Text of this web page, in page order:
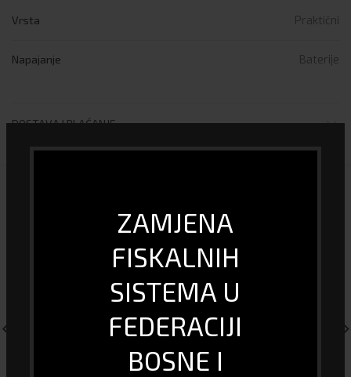
ZAMJENA
FISKALNIH
SISTEMA U
FEDERACIJI
BOSNE I
Vrsta Praktični
Napajanje Baterije
DOSTAVA I PLAĆANJE